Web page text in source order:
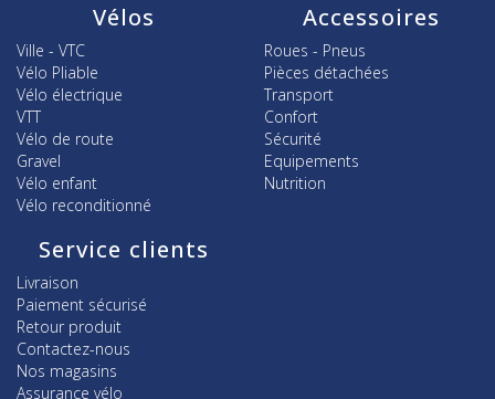
Vélos
Ville - VTC
Vélo Pliable
Vélo électrique
VTT
Vélo de route
Gravel
Vélo enfant
Vélo reconditionné
Accessoires
Roues - Pneus
Pièces détachées
Transport
Confort
Sécurité
Equipements
Nutrition
Service clients
Livraison
Paiement sécurisé
Retour produit
Contactez-nous
Nos magasins
Assurance vélo